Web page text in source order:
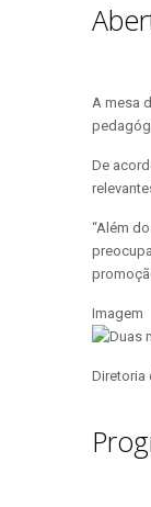
A mesa
De
“Além
Imagem
Diretoria